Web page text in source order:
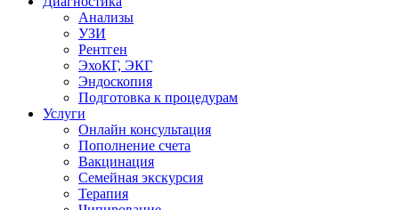
Анализы
УЗИ
Рентген
ЭхоКГ, ЭКГ
Эндоскопия
Подготовка к процедурам
Услуги
Онлайн консультация
Пополнение счета
Вакцинация
Семейная экскурсия
Терапия